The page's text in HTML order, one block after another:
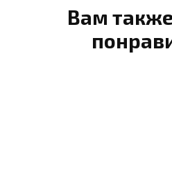
Вам